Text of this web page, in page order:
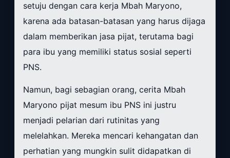
setuju dengan cara kerja Mbah Maryono,
karena ada batasan-batasan yang harus dijaga
dalam memberikan jasa pijat, terutama bagi
para ibu yang memiliki status sosial seperti
PNS.
Namun, bagi sebagian orang, cerita Mbah
Maryono pijat mesum ibu PNS ini justru
menjadi pelarian dari rutinitas yang
melelahkan. Mereka mencari kehangatan dan
perhatian yang mungkin sulit didapatkan di